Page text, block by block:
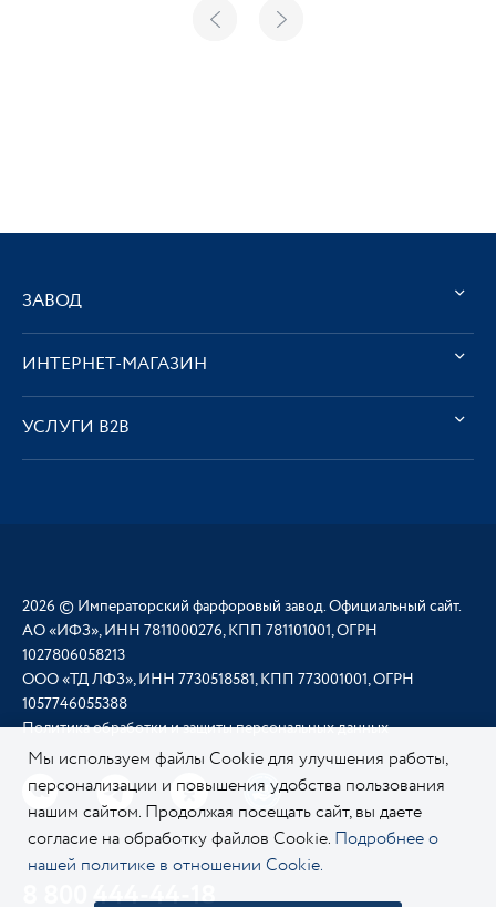
ЗАВОД
ИНТЕРНЕТ-МАГАЗИН
УСЛУГИ В2В
2026 © Императорский фарфоровый завод. Официальный сайт.
АО «ИФЗ», ИНН 7811000276, КПП 781101001, ОГРН
1027806058213
ООО «ТД ЛФЗ», ИНН 7730518581, КПП 773001001, ОГРН
1057746055388
Политика обработки и защиты персональных данных
8 800 444-44-18
Мы используем файлы Cookie для улучшения работы,
персонализации и повышения удобства пользования
нашим сайтом. Продолжая посещать сайт, вы даете
согласие на обработку файлов Cookie. Подробнее о
нашей политике в отношении Cookie.